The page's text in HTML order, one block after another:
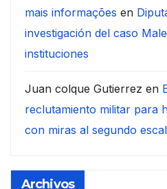
mais informações en
investigación del caso
instituciones
Juan colque Gutierrez en
reclutamiento militar para
con miras al segundo
Archivos